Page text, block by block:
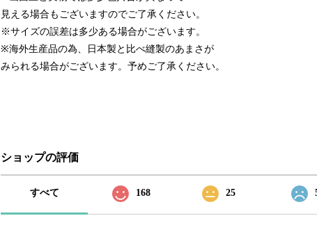
見える場合もございますのでご了承ください。
※サイズの誤差は多少ある場合がございます。
※海外生産品の為、日本製と比べ縫製のあまさが
みられる場合がございます。予めご了承ください。
ショップの評価
すべて 168 25